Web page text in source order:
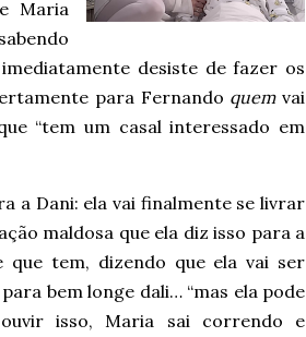
Maria
desiste de fazer os
para Fernando quemvai
“tem um casal interessado em
a Dani: ela vai finalmente se livrar
maldosa que ela diz isso para a
tem, dizendo que ela vai ser
bem longe dali… “mas ela pode
isso, Maria sai correndo e